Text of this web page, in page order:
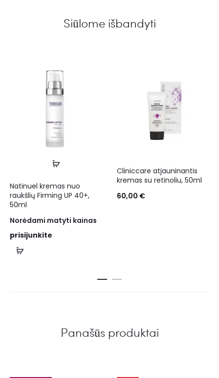
Siūlome išbandyti
Natinuel kremas nuo
raukšlių Firming UP 40+,
50ml
Norėdami matyti kainas
prisijunkite
Cliniccare atjauninantis
kremas su retinoliu, 50ml
60,00 €
Panašūs produktai